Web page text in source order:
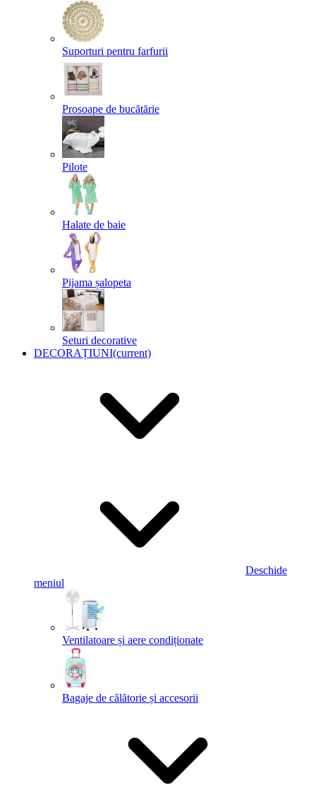
Suporturi pentru farfurii
Prosoape de bucătărie
Pilote
Halate de baie
Pijama șalopeta
Seturi decorative
DECORAȚIUNI(current)
Deschide
meniul
Ventilatoare și aere condiționate
Bagaje de călătorie și accesorii